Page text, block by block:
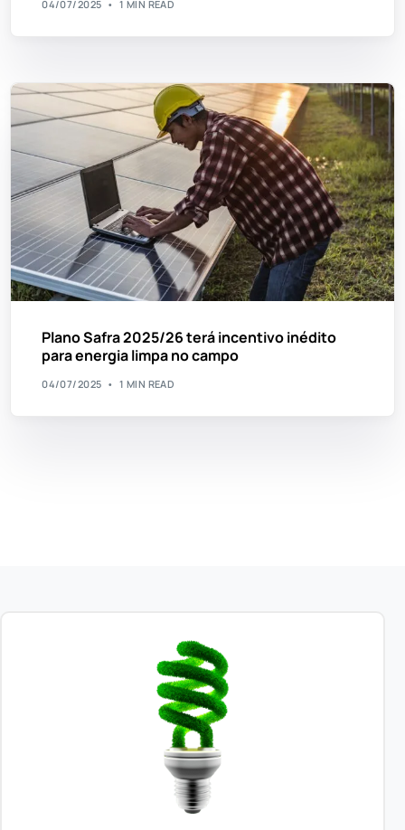
04/07/2025 1 MIN READ
Plano Safra 2025/26 terá incentivo inédito
para energia limpa no campo
04/07/2025 1 MIN READ